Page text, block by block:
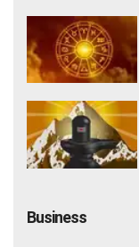
Business